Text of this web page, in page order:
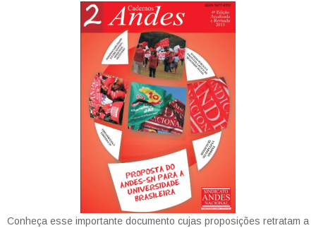
Conheça esse importante documento cujas proposições retratam a